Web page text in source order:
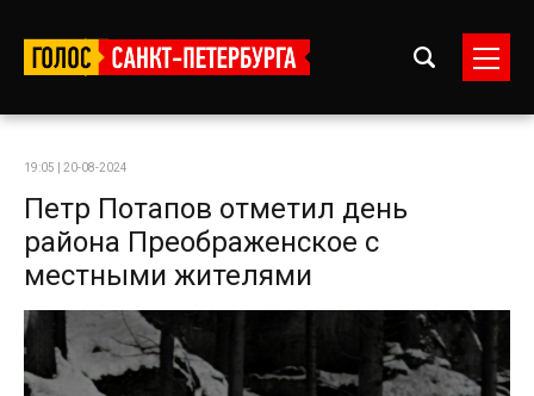
19:05 | 20-08-2024
Петр Потапов отметил день
района Преображенское с
местными жителями